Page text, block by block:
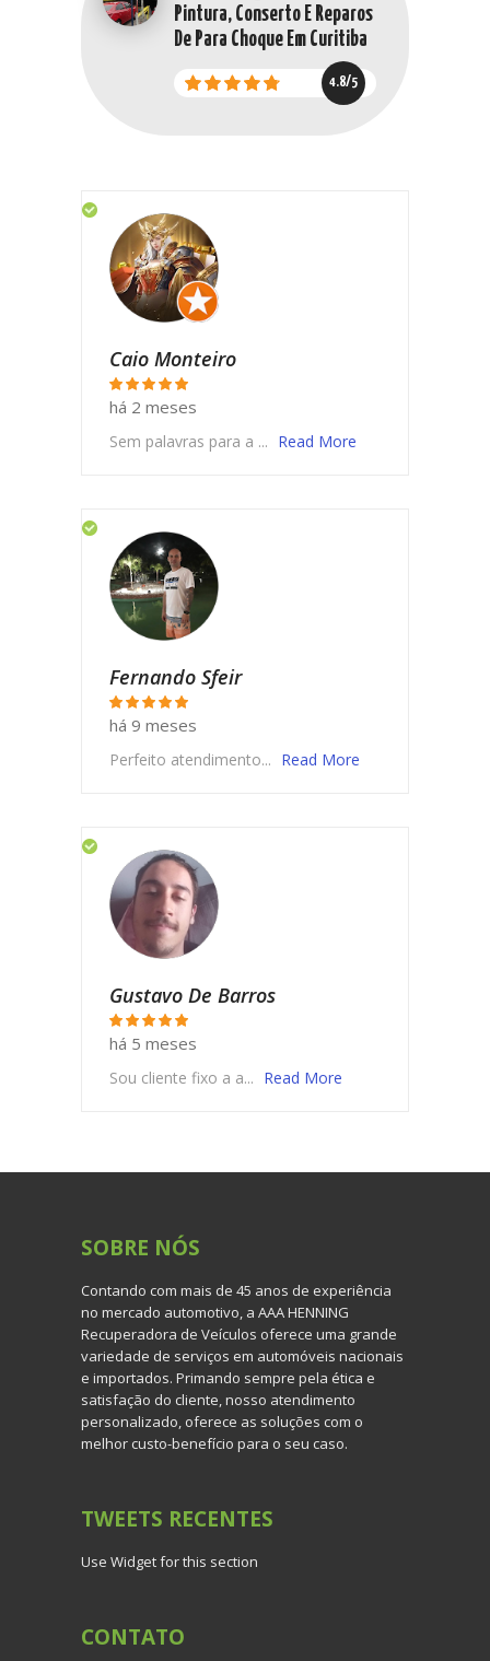
Pintura, Conserto E Reparos
De Para Choque Em Curitiba
4.8/5
Caio Monteiro
há 2 meses
Sem palavras para a ... Read More
Fernando Sfeir
há 9 meses
Perfeito atendimento... Read More
Gustavo De Barros
há 5 meses
Sou cliente fixo a a... Read More
SOBRE NÓS
Contando com mais de 45 anos de experiência
no mercado automotivo, a AAA HENNING
Recuperadora de Veículos oferece uma grande
variedade de serviços em automóveis nacionais
e importados. Primando sempre pela ética e
satisfação do cliente, nosso atendimento
personalizado, oferece as soluções com o
melhor custo-benefício para o seu caso.
TWEETS RECENTES
Use Widget for this section
CONTATO